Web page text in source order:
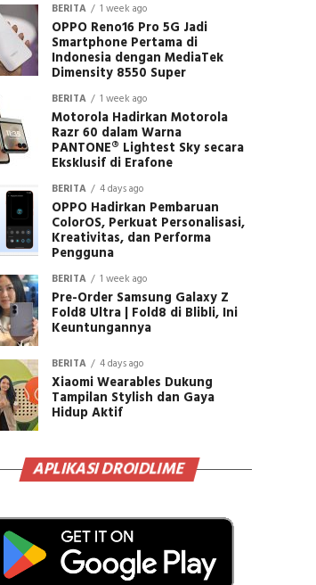
BERITA 1 week ago
OPPO Reno16 Pro 5G Jadi
Smartphone Pertama di
Indonesia dengan MediaTek
Dimensity 8550 Super
BERITA 1 week ago
Motorola Hadirkan Motorola
Razr 60 dalam Warna
PANTONE® Lightest Sky secara
Eksklusif di Erafone
BERITA 4 days ago
OPPO Hadirkan Pembaruan
ColorOS, Perkuat Personalisasi,
Kreativitas, dan Performa
Pengguna
BERITA 1 week ago
Pre-Order Samsung Galaxy Z
Fold8 Ultra | Fold8 di Blibli, Ini
Keuntungannya
BERITA 4 days ago
Xiaomi Wearables Dukung
Tampilan Stylish dan Gaya
Hidup Aktif
APLIKASI DROIDLIME